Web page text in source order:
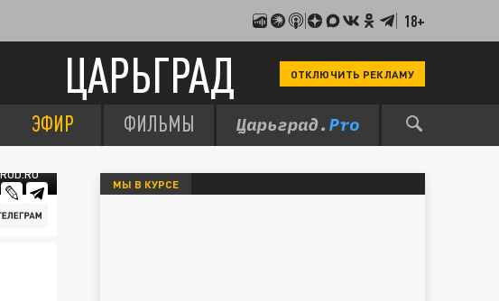
18+
ЦАРЬГРАД ОТКЛЮЧИТЬ РЕКЛАМУ
ЭФИР ФИЛЬМЫ
МЫ В КУРСЕ